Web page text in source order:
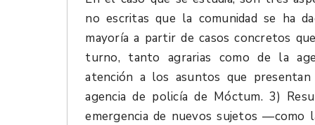
no escritas que la comunidad se ha
mayoría a partir de casos concretos
turno, tanto agrarias como de la
atención a los asuntos que
agencia de policía de Móctum. 3)
emergencia de nuevos sujetos —como